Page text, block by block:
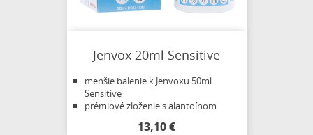
Jenvox 20ml Sensitive
menšie balenie k Jenvoxu 50ml
Sensitive
prémiové zloženie s alantoínom
13,10 €